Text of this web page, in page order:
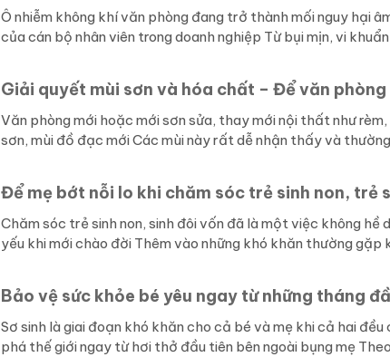
Ô nhiễm không khí văn phòng đang trở thành mối nguy hại
của cán bộ nhân viên trong doanh nghiệp Từ bụi mịn, vi khuẩn
Giải quyết mùi sơn và hóa chất – Để văn
Văn phòng mới hoặc mới sơn sửa, thay mới nội thất như
sơn, mùi đồ đạc mới Các mùi này rất dễ nhận thấy và
Để mẹ bớt nỗi lo khi chăm sóc trẻ sinh non, trẻ
Chăm sóc trẻ sinh non, sinh đôi vốn đã là một việc không
yếu khi mới chào đời Thêm vào những khó khăn thường gặp
Bảo vệ sức khỏe bé yêu ngay từ những tháng
Sơ sinh là giai đoạn khó khăn cho cả bé và mẹ khi cả hai
phá thế giới ngay từ hơi thở đầu tiên bên ngoài bụng mẹ Theo